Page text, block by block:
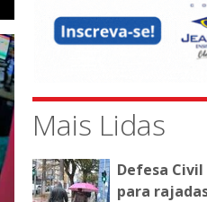
Mais Lidas
Defesa
para